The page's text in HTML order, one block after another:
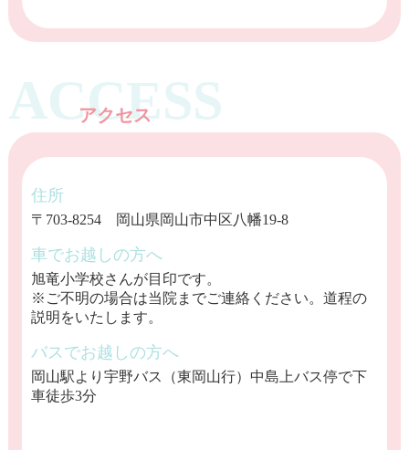
ACCESS
アクセス
住所
〒703-8254 岡山県岡山市中区八幡19-8
車でお越しの方へ
旭竜小学校さんが目印です。
※ご不明の場合は当院までご連絡ください。道程の
説明をいたします。
バスでお越しの方へ
岡山駅より宇野バス（東岡山行）中島上バス停で下
車徒歩3分